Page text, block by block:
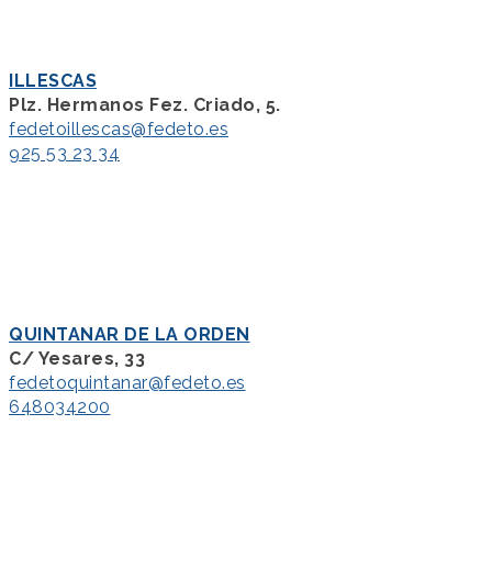
ILLESCAS
Plz. Hermanos Fez. Criado, 5.
fedetoillescas@fedeto.es
925 53 23 34
QUINTANAR DE LA ORDEN
C/ Yesares, 33
fedetoquintanar@fedeto.es
648034200